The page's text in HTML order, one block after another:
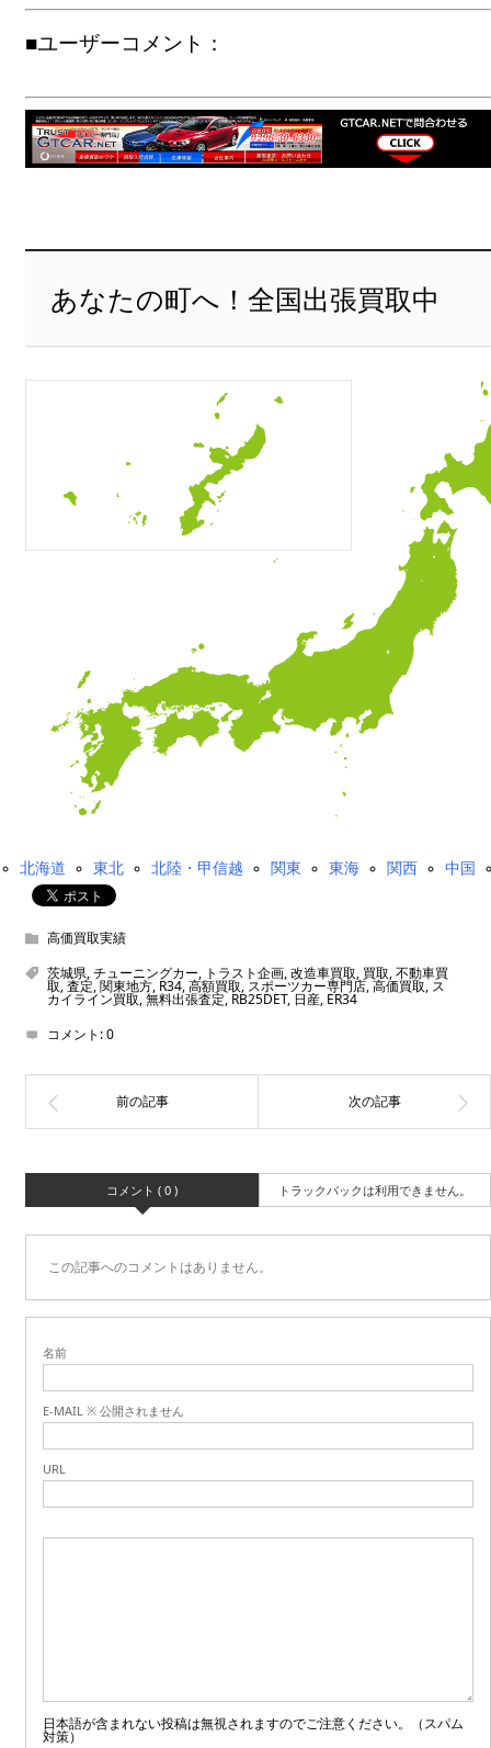
■ユーザーコメント：
あなたの町へ！全国出張買取中
北海道 東北 北陸・甲信越 関東 東海 関西 中国
高価買取実績
茨城県,チューニングカー, トラスト企画,改造車買取, 買取,不動車買
取,査定,関東地方, R34,高額買取, スポーツカー専門店,高価買取,ス
カイライン買取,無料出張査定, RB25DET, 日産, ER34
コメント:0
コメント ( 0 ) トラックバックは利用できません。
この記事へのコメントはありません。
名前
E-MAIL ※ 公開されません
URL
日本語が含まれない投稿は無視されますのでご注意ください。（スパム
対策）